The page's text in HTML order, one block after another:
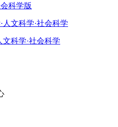
科学版
科学·社会科学